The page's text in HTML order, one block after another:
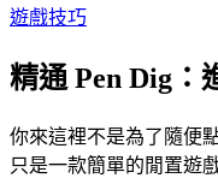
遊戲技巧
精通 Pen Dig：
你來這裡不是為了隨便
只是一款簡單的閒置遊